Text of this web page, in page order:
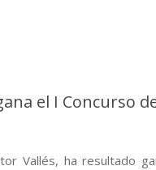
el I Concurso
Vallés, ha resultado